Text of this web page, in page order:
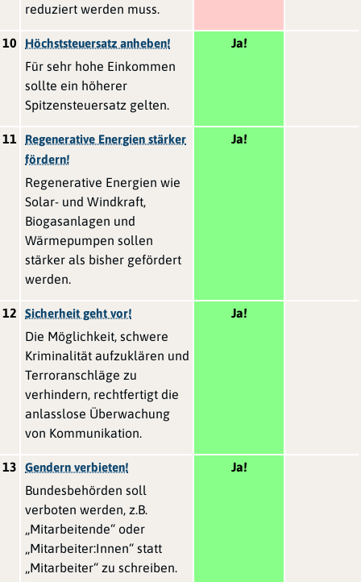
reduziert werden muss.
10 Höchststeuersatz anheben!
Für sehr hohe Einkommen
sollte ein höherer
Spitzensteuersatz gelten.
Ja!
11
Regenerative Energien stärker
fördern!
Regenerative Energien wie
Solar- und Windkraft,
Biogasanlagen und
Wärmepumpen sollen
stärker als bisher gefördert
werden.
Ja!
12 Sicherheit geht vor!
Die Möglichkeit, schwere
Kriminalität aufzuklären und
Terroranschläge zu
verhindern, rechtfertigt die
anlasslose Überwachung
von Kommunikation.
Ja!
13 Gendern verbieten!
Bundesbehörden soll
verboten werden, z.B.
„Mitarbeitende“ oder
„Mitarbeiter:Innen“ statt
„Mitarbeiter“ zu schreiben.
Ja!